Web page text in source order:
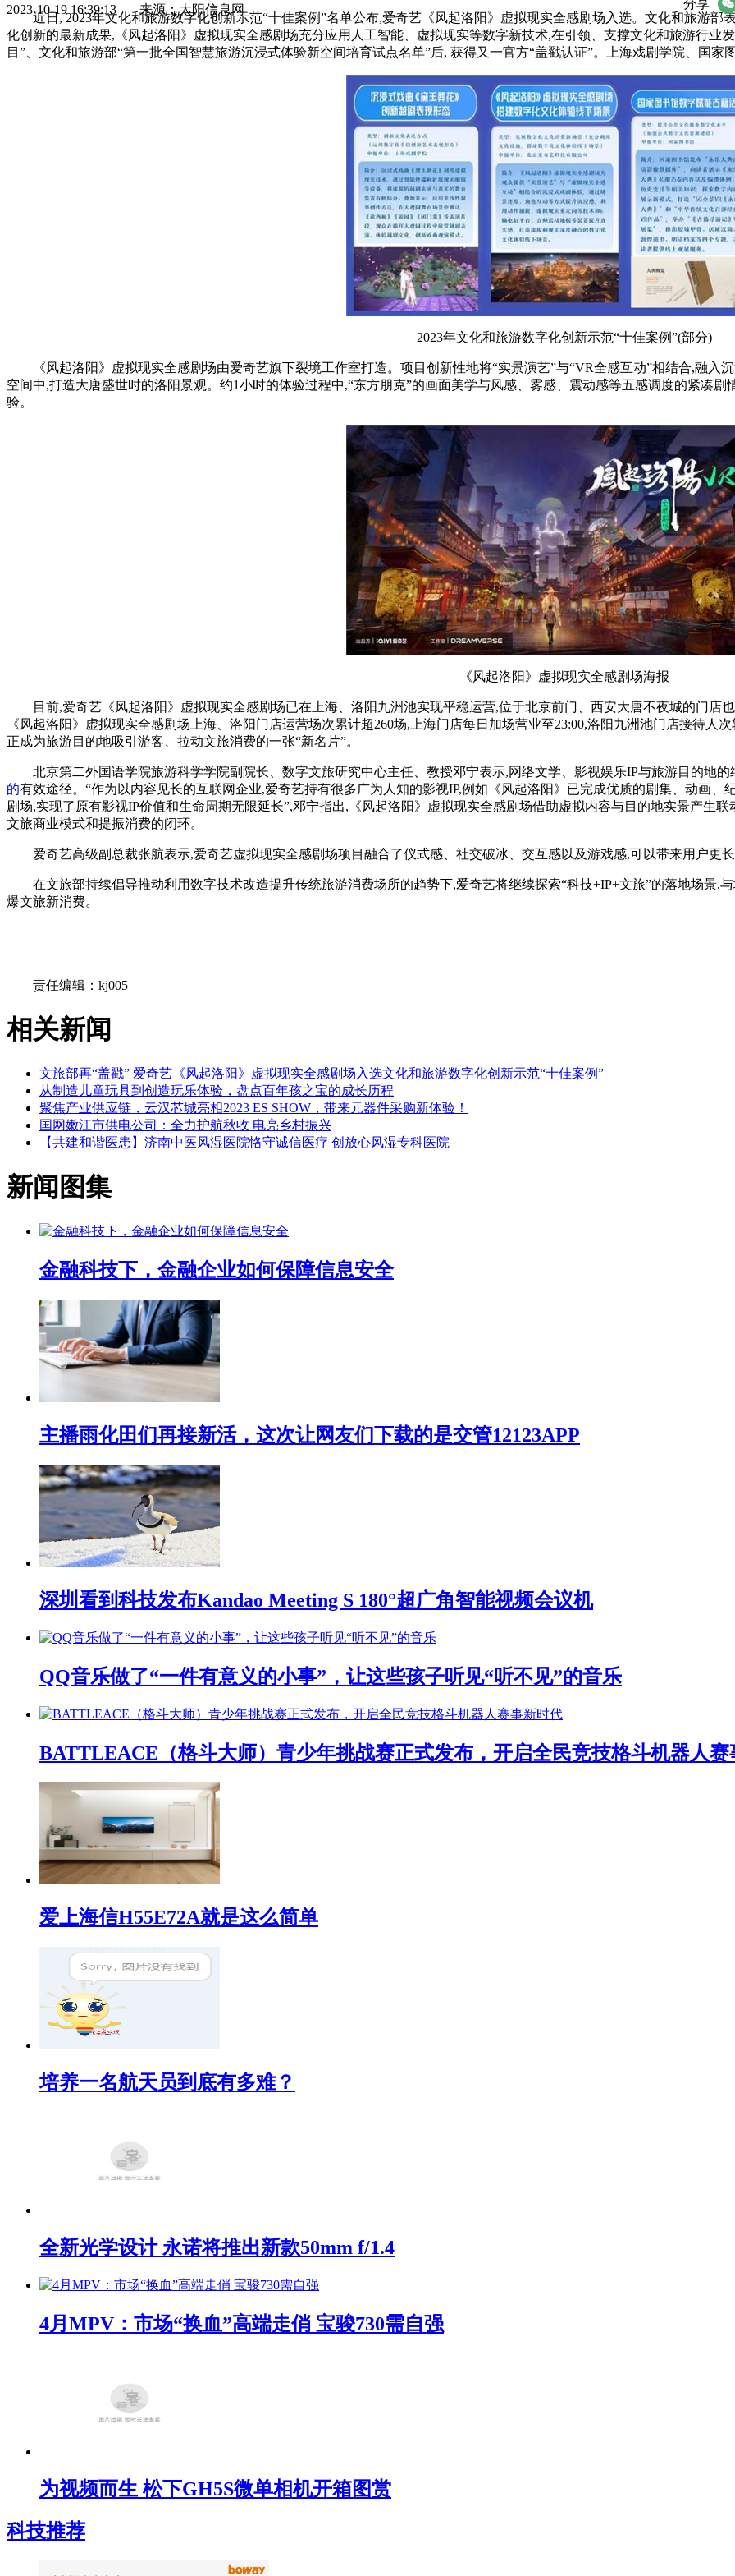
2023-10-19 16:39:13 来源：太阳信息网 分享
近日, 2023年文化和旅游数字化创新示范“十佳案例”名单公布,爱奇艺《风起洛阳》虚拟现实全感剧场入选。文化和旅游
化创新的最新成果,《风起洛阳》虚拟现实全感剧场充分应用人工智能、虚拟现实等数字新技术,在引领、支撑文化和旅游行业
目”、文化和旅游部“第一批全国智慧旅游沉浸式体验新空间培育试点名单”后, 获得又一官方“盖戳认证”。上海戏剧学院、
国家
2023年文化和旅游数字化创新示范“十佳案例”(部分)
《风起洛阳》虚拟现实全感剧场由爱奇艺旗下裂境工作室打造。项目创新性地将“实景演艺”与“VR全感互动”相结合,融入
空间中,打造大唐盛世时的洛阳景观。约1小时的体验过程中,“东方朋克”的画面美学与风感、雾感、震动感等五感调度的紧凑
验。
《风起洛阳》虚拟现实全感剧场海报
目前,爱奇艺《风起洛阳》虚拟现实全感剧场已在上海、洛阳九洲池实现平稳运营,位于北京前门、西安大唐不夜城的门店
《风起洛阳》虚拟现实全感剧场上海、洛阳门店运营场次累计超260场,上海门店每日加场营业至23:00,洛阳九洲池门店接待人
正成为旅游目的地吸引游客、拉动文旅消费的一张“新名片”。
北京第二外国语学院旅游科学学院副院长、数字文旅研究中心主任、教授邓宁表示,网络文学、影视娱乐IP与旅游目的地
的有效途径。“作为以内容见长的互联网企业,爱奇艺持有很多广为人知的影视IP,例如《风起洛阳》已完成优质的剧集、动画
剧场,实现了原有影视IP价值和生命周期无限延长”,邓宁指出,《风起洛阳》虚拟现实全感剧场借助虚拟内容与目的地实景产生
文旅商业模式和提振消费的闭环。
爱奇艺高级副 总裁张航表示,爱奇艺虚拟现实全感剧场项目融合了仪式感、社交破冰、交互感以及游戏感,可以带来用户更
在文旅部持续倡导推动利用数字技术改造提升传统旅游消费场所的趋势下,爱奇艺将继续探索“科技+IP+文旅”的落地场景,
爆文旅新消费。
责任编辑：kj005
相关新闻
文旅部再“盖戳” 爱奇艺《风起洛阳》虚拟现实全感剧场入选文化和旅游数字化创新示范“十佳案例”
从制造儿童玩具到创造玩乐体验，盘点百年孩之宝的成长历程
聚焦产业供应链，云汉芯城亮相2023 ES SHOW，带来元器件采购新体验！
国网嫩江市供电公司：全力护航秋收 电亮乡村振兴
【共建和谐医患】济南中医风湿医院恪守诚信医疗 创放心风湿专科医院
新闻图集
金融科技下，金融企业如何保障信息安全
主播雨化田们再接新活，这次让网友们下载的是交管12123APP
深圳看到科技发布Kandao Meeting S 180°超广角智能视频会议机
QQ音乐做了“一件有意义的小事”，让这些孩子听见“听不见”的音乐
BATTLEACE（格斗大师）青少年挑战赛正式发布，开启全民竞技格斗机器人赛
爱上海信H55E72A就是这么简单
培养一名航天员到底有多难？
全新光学设计 永诺将推出新款50mm f/1.4
4月MPV：市场“换血”高端走俏 宝骏730需自强
为视频而生 松下GH5S微单相机开箱图赏
科技推荐